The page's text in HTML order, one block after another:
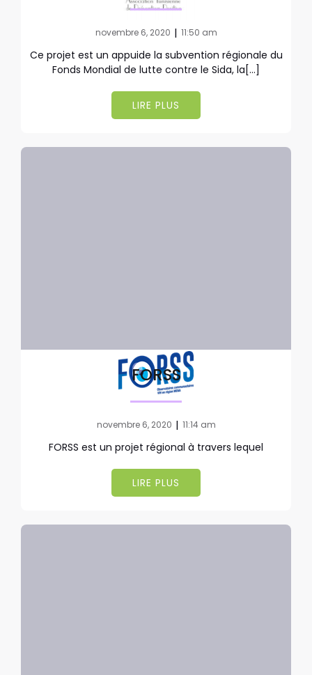
novembre 6, 2020 | 11:50 am
Ce projet est un appuide la subvention régionale du
Fonds Mondial de lutte contre le Sida, la[…]
LIRE PLUS
FORSS
novembre 6, 2020 | 11:14 am
FORSS est un projet régional à travers lequel
LIRE PLUS